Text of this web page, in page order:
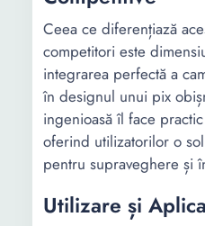
Ceea ce diferențiază
competitori este
integrarea perfectă a
în designul unui pix
ingenioasă îl face
oferind utilizatorilor o
pentru supraveghere și
Utilizare și